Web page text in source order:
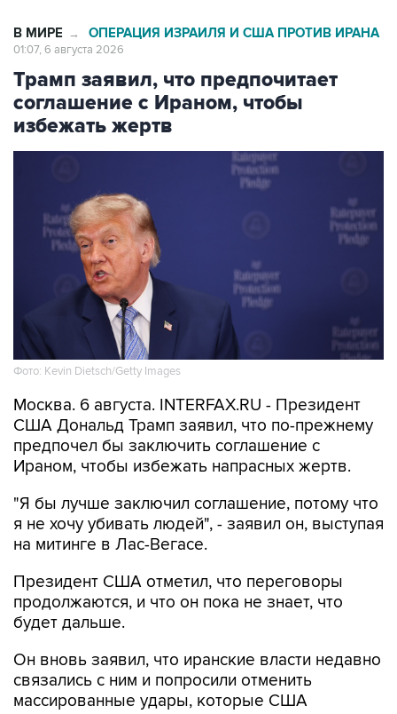
В МИРЕ → ОПЕРАЦИЯ ИЗРАИЛЯ И США ПРОТИВ ИРАНА
01:07, 6 августа 2026
Трамп заявил, что предпочитает
соглашение с Ираном, чтобы
избежать жертв
Фото: Kevin Dietsch/Getty Images
Москва. 6 августа. INTERFAX.RU - Президент
США Дональд Трамп заявил, что по-прежнему
предпочел бы заключить соглашение с
Ираном, чтобы избежать напрасных жертв.
"Я бы лучше заключил соглашение, потому что
я не хочу убивать людей", - заявил он, выступая
на митинге в Лас-Вегасе.
Президент США отметил, что переговоры
продолжаются, и что он пока не знает, что
будет дальше.
Он вновь заявил, что иранские власти недавно
связались с ним и попросили отменить
массированные удары, которые США